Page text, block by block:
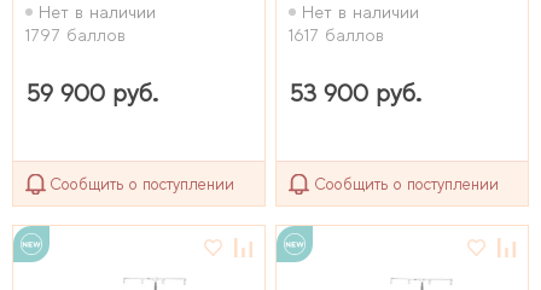
Нет в наличии
1797 баллов
59 900 руб.
Сообщить о поступлении
Нет в наличии
1617 баллов
53 900 руб.
Сообщить о поступлении